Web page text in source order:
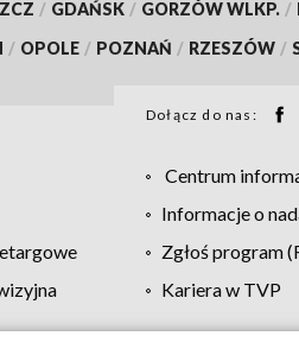
/ GDAŃSK / GORZÓW WLKP. /
/ OPOLE / POZNAŃ / RZESZÓW /
Dołącz do nas:
Centrum
Informacje o
Zgłoś program
Kariera w TVP